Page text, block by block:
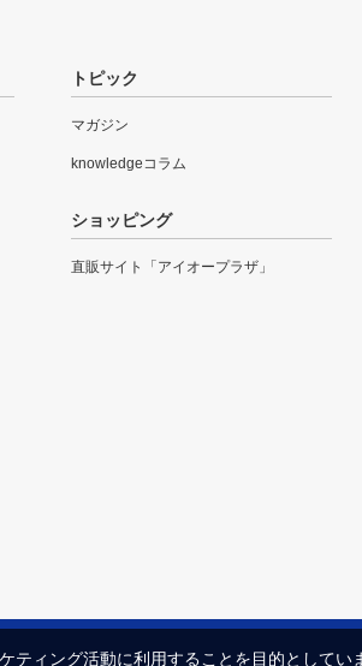
トピック
マガジン
knowledgeコラム
ショッピング
直販サイト「アイオープラザ」
ィング活動に利用することを目的としてい